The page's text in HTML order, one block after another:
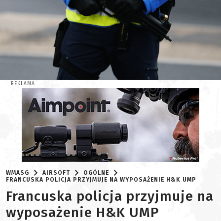
REKLAMA
WMASG AIRSOFT
OGÓLNE
FRANCUSKA POLICJA PRZYJMUJE NA WYPOSAŻENIE H&K UMP
Francuska policja przyjmuje na
wyposażenie H&K UMP